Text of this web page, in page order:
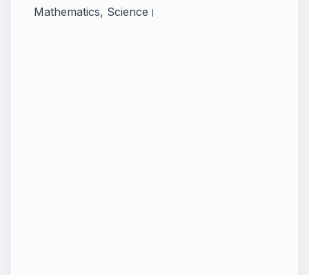
Mathematics, Science।